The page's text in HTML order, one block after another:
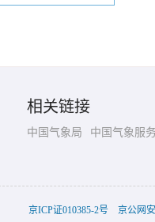
相关链接
中国气象局 中国气象服
京ICP证010385-2号 京公网